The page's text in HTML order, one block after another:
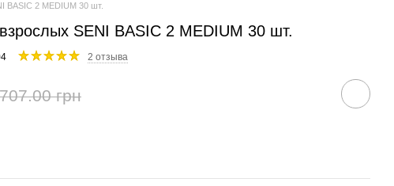
BASIC 2 MEDIUM 30 шт.
SENI BASIC 2 MEDIUM 30 шт.
2 отзыва
707.00 грн